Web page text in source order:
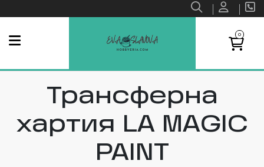
0
Трансферна
хартия LA MAGIC
PAINT